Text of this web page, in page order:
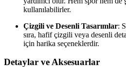
kullanılabilirler.
Çizgili ve Desenli Tasarımlar:
sıra, hafif çizgili veya desenli
için harika seçeneklerdir.
Detaylar ve Aksesuarlar